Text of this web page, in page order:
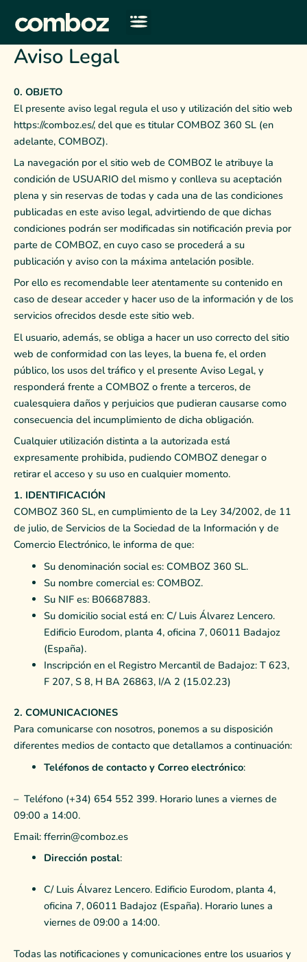
Aviso Legal
0. OBJETO
El presente aviso legal regula el uso y utilización del sitio web
https://comboz.es/, del que es titular COMBOZ 360 SL (en
adelante, COMBOZ).
La navegación por el sitio web de COMBOZ le atribuye la
condición de USUARIO del mismo y conlleva su aceptación
plena y sin reservas de todas y cada una de las condiciones
publicadas en este aviso legal, advirtiendo de que dichas
condiciones podrán ser modificadas sin notificación previa por
parte de COMBOZ, en cuyo caso se procederá a su
publicación y aviso con la máxima antelación posible.
Por ello es recomendable leer atentamente su contenido en
caso de desear acceder y hacer uso de la información y de los
servicios ofrecidos desde este sitio web.
El usuario, además, se obliga a hacer un uso correcto del sitio
web de conformidad con las leyes, la buena fe, el orden
público, los usos del tráfico y el presente Aviso Legal, y
responderá frente a COMBOZ o frente a terceros, de
cualesquiera daños y perjuicios que pudieran causarse como
consecuencia del incumplimiento de dicha obligación.
Cualquier utilización distinta a la autorizada está
expresamente prohibida, pudiendo COMBOZ denegar o
retirar el acceso y su uso en cualquier momento.
1. IDENTIFICACIÓN
COMBOZ 360 SL, en cumplimiento de la Ley 34/2002, de 11
de julio, de Servicios de la Sociedad de la Información y de
Comercio Electrónico, le informa de que:
Su denominación social es: COMBOZ 360 SL.
Su nombre comercial es: COMBOZ.
Su NIF es: B06687883.
Su domicilio social está en: C/ Luis Álvarez Lencero.
Edificio Eurodom, planta 4, oficina 7, 06011 Badajoz
(España).
Inscripción en el Registro Mercantil de Badajoz: T 623,
F 207, S 8, H BA 26863, I/A 2 (15.02.23)
2. COMUNICACIONES
Para comunicarse con nosotros, ponemos a su disposición
diferentes medios de contacto que detallamos a continuación:
Teléfonos de contacto y Correo electrónico:
– Teléfono (+34) 654 552 399. Horario lunes a viernes de
09:00 a 14:00.
Email: fferrin@comboz.es
Dirección postal:
C/ Luis Álvarez Lencero. Edificio Eurodom, planta 4,
oficina 7, 06011 Badajoz (España). Horario lunes a
viernes de 09:00 a 14:00.
Todas las notificaciones y comunicaciones entre los usuarios y